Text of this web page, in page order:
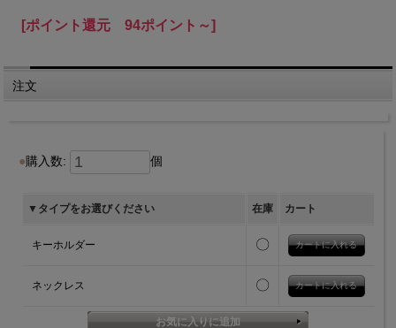
[ポイント還元 94ポイント～]
注文
購入数: 個
▼タイプをお選びください 在庫 カート
キーホルダー 〇
ネックレス 〇